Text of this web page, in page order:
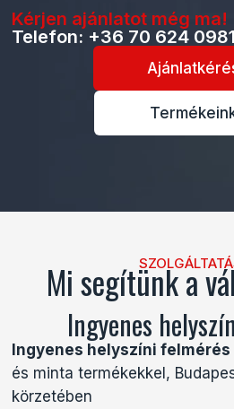
Kérjen ajánlatot még ma!
Telefon: +36 70 624 0981
Mi segítünk a
Ingyenes
Ingyenes helyszíni felmérés
és minta termékekkel,
körzetében